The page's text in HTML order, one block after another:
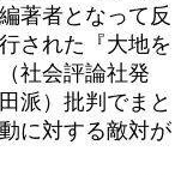
著者となって反
された『大地を
社会評論社発
派）批判でまと
に対する敵対が